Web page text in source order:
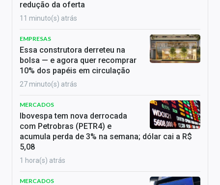
redução da oferta
11 minuto(s) atrás
EMPRESAS
Essa construtora derreteu na
bolsa — e agora quer recomprar
10% dos papéis em circulação
27 minuto(s) atrás
MERCADOS
Ibovespa tem nova derrocada
com Petrobras (PETR4) e
acumula perda de 3% na semana; dólar cai a R$
5,08
1 hora(s) atrás
MERCADOS